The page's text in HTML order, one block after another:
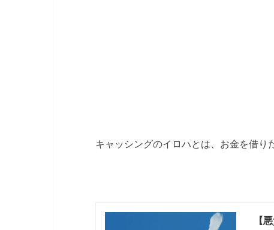
キャッシングのイロハとは、お金を借り
【